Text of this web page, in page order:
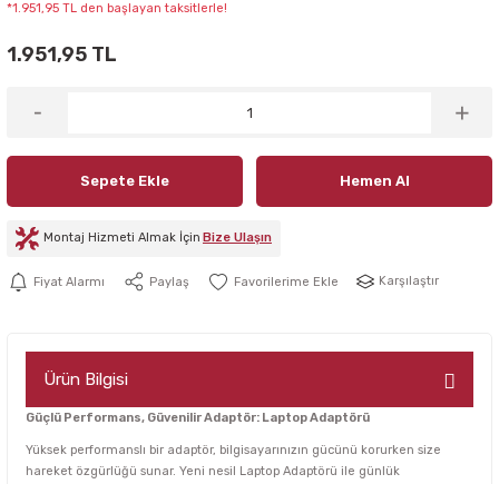
*1.951,95 TL den başlayan taksitlerle!
1.951,95 TL
Sepete Ekle Hemen Al
Montaj Hizmeti Almak İçin Bize Ulaşın
Fiyat Alarmı Paylaş Karşılaştır
Ürün Bilgisi
Güçlü Performans, Güvenilir Adaptör: Laptop Adaptörü
Yüksek performanslı bir adaptör, bilgisayarınızın gücünü korurken size
hareket özgürlüğü sunar. Yeni nesil Laptop Adaptörü ile günlük